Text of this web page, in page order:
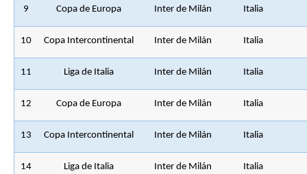
9 Copa de Europa Inter de Milán Italia
10 Copa Intercontinental Inter de Milán Italia
11 Liga de Italia Inter de Milán Italia
12 Copa de Europa Inter de Milán Italia
13 Copa Intercontinental Inter de Milán Italia
14 Liga de Italia Inter de Milán Italia